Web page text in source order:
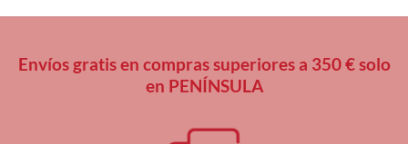
Envíos gratis en compras superiores a 350 € solo
en PENÍNSULA